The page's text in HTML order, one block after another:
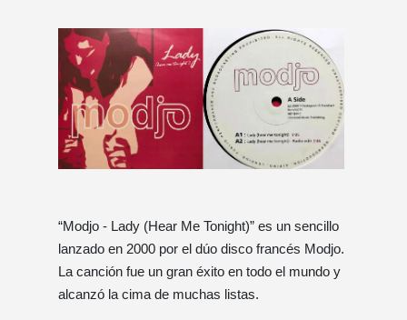
“Modjo - Lady (Hear Me Tonight)” es un sencillo
lanzado en 2000 por el dúo disco francés Modjo.
La canción fue un gran éxito en todo el mundo y
alcanzó la cima de muchas listas.